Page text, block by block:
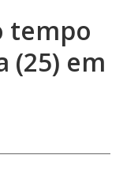
tempo
(25) em